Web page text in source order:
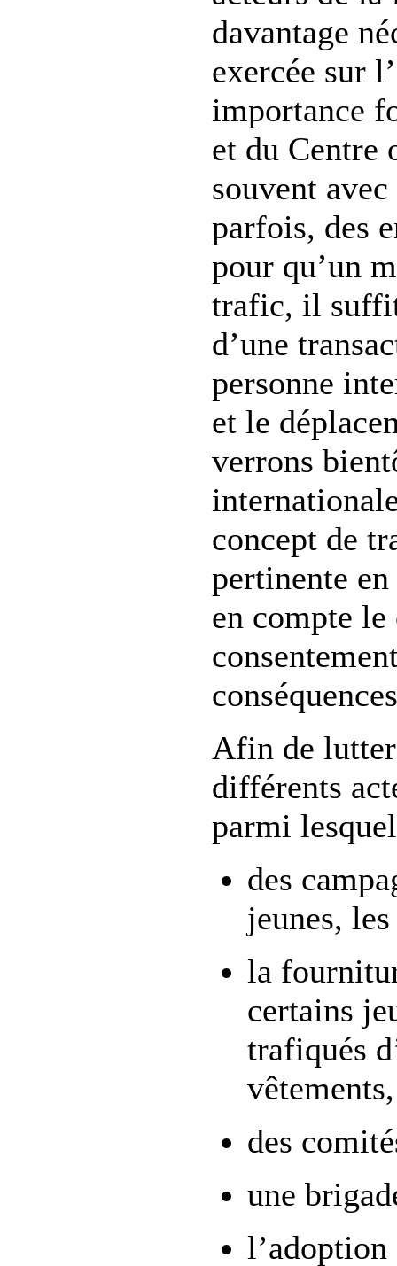
davantage
exercée sur
importance
et du Centre
souvent
parfois, des
pour qu’un
trafic, il
d’une
personne
et le
verrons
concept de
pertinente
en compte
Afin de
différents
parmi
des
jeunes,
la
certains
trafiqués
des
une